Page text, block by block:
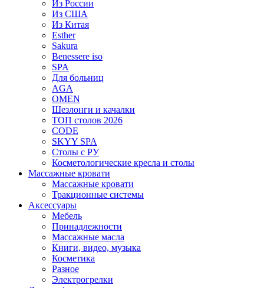
Из России
Из США
Из Китая
Esther
Sakura
Benessere iso
SPA
Для больниц
AGA
OMEN
Шезлонги и качалки
ТОП столов 2026
CODE
SKYY SPA
Столы с РУ
Косметологические кресла и столы
Массажные кровати
Массажные кровати
Тракционные системы
Аксессуары
Мебель
Принадлежности
Массажные масла
Книги, видео, музыка
Косметика
Разное
Электрогрелки